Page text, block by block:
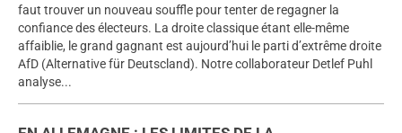
faut trouver un nouveau souffle pour tenter de regagner la
confiance des électeurs. La droite classique étant elle-même
affaiblie, le grand gagnant est aujourd’hui le parti d’extrême droite
AfD (Alternative für Deutscland). Notre collaborateur Detlef Puhl
analyse...